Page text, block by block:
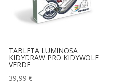
TABLETA LUMINOSA
KIDYDRAW PRO KIDYWOLF
VERDE
39,99 €